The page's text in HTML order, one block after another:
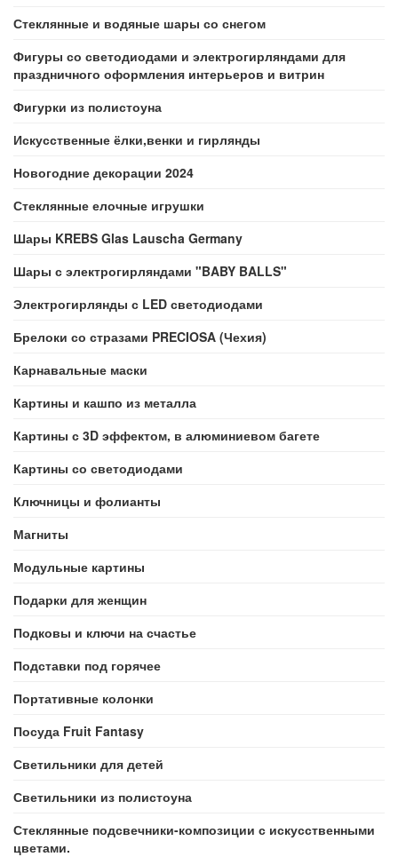
Стеклянные и водяные шары со снегом
Фигуры со светодиодами и электрогирляндами для
праздничного оформления интерьеров и витрин
Фигурки из полистоуна
Искусственные ёлки,венки и гирлянды
Новогодние декорации 2024
Стеклянные елочные игрушки
Шары KREBS Glas Lauscha Germany
Шары с электрогирляндами "BABY BALLS"
Электрогирлянды с LED светодиодами
Брелоки со стразами PRECIOSA (Чехия)
Карнавальные маски
Картины и кашпо из металла
Картины с 3D эффектом, в алюминиевом багете
Картины со светодиодами
Ключницы и фолианты
Магниты
Модульные картины
Подарки для женщин
Подковы и ключи на счастье
Подставки под горячее
Портативные колонки
Посуда Fruit Fantasy
Светильники для детей
Светильники из полистоуна
Стеклянные подсвечники-композиции с искусственными
цветами.